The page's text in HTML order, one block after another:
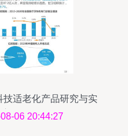
适老化产品研究与实
06 20:44:27